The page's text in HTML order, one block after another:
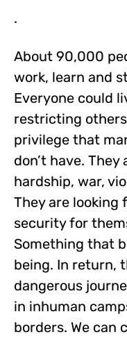
.
About 90,000
work, learn and
Everyone could
restricting
privilege that
don’t have.
hardship, war,
They are looking
security for
Something that
being. In return,
dangerous
in inhuman
borders. We can